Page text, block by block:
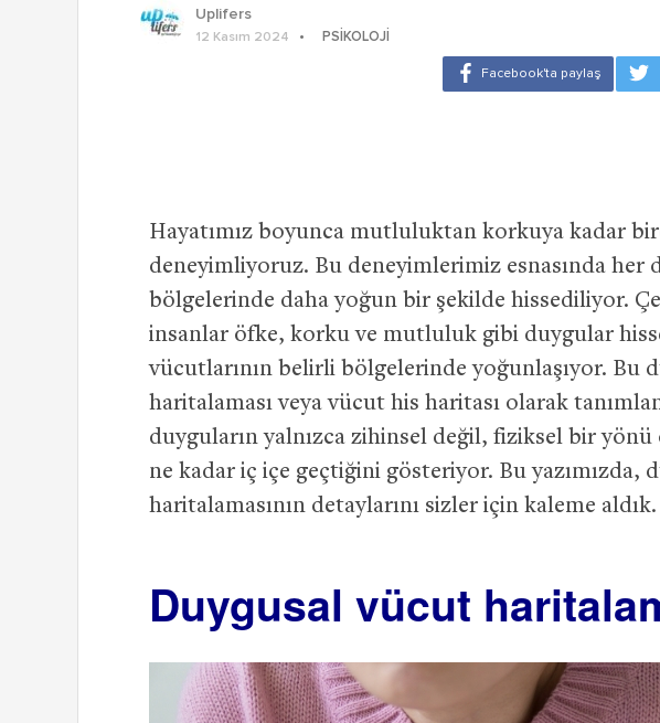
Uplifers
12 Kasım 2024 PSIKOLOJI
Hayatımız boyunca mutluluktan korkuya kadar
deneyimliyoruz. Bu deneyimlerimiz esnasında
bölgelerinde daha yoğun bir şekilde hissediliyor.
insanlar öfke, korku ve mutluluk gibi duygular
vücutlarının belirli bölgelerinde yoğunlaşıyor. Bu
haritalaması veya vücut his haritası olarak
duyguların yalnızca zihinsel değil, fiziksel bir
ne kadar iç içe geçtiğini gösteriyor. Bu yazımızda,
haritalamasının detaylarını sizler için kaleme aldık.
Duygusal vücut